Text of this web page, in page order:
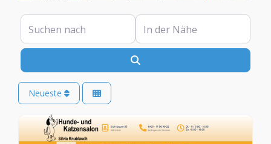
Suchen nach In der Nähe
Neueste